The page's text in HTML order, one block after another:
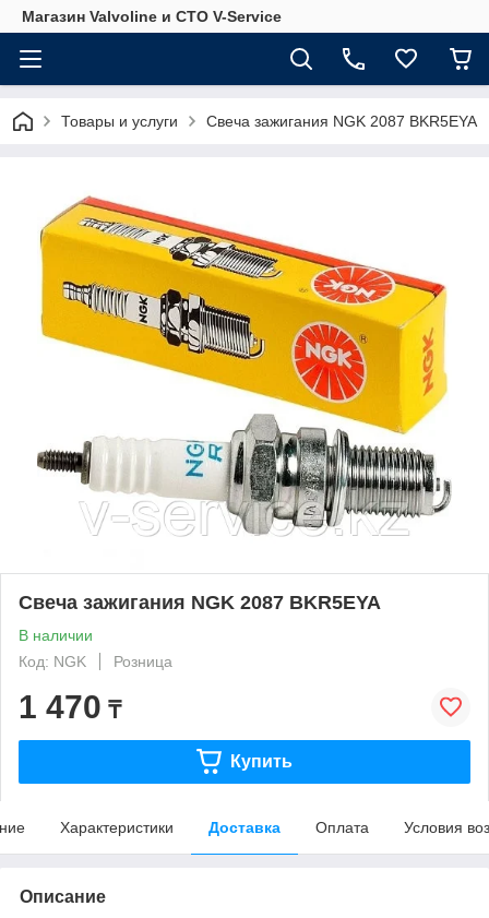
Магазин Valvoline и СТО V-Service
Товары и услуги Свеча зажигания NGK 2087 BKR5EYA
Свеча зажигания NGK 2087 BKR5EYA
В наличии
Код: NGK
Розница
1 470 ₸
Купить
Характеристики Доставка Оплата Условия
Описание